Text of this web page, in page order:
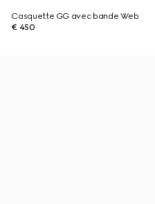
Casquette GG avec bande Web
€ 450